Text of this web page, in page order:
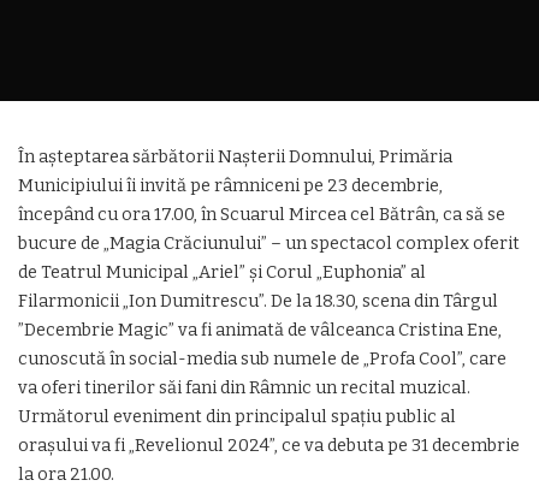
În așteptarea sărbătorii Nașterii Domnului, Primăria
Municipiului îi invită pe râmniceni pe 23 decembrie,
începând cu ora 17.00, în Scuarul Mircea cel Bătrân, ca să se
bucure de „Magia Crăciunului” – un spectacol complex oferit
de Teatrul Municipal „Ariel” și Corul „Euphonia” al
Filarmonicii „Ion Dumitrescu”. De la 18.30, scena din Târgul
”Decembrie Magic” va fi animată de vâlceanca Cristina Ene,
cunoscută în social-media sub numele de „Profa Cool”, care
va oferi tinerilor săi fani din Râmnic un recital muzical.
Următorul eveniment din principalul spațiu public al
orașului va fi „Revelionul 2024”, ce va debuta pe 31 decembrie
la ora 21.00.